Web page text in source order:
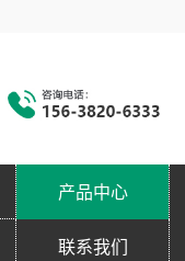
产品中心
联系我们